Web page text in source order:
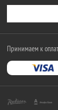
Принимаем к